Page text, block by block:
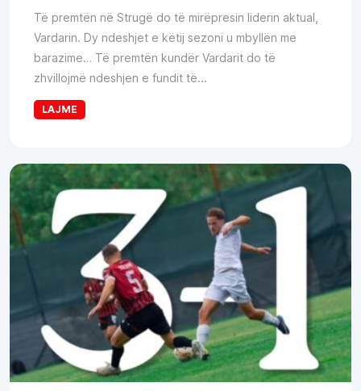
Të premtën në Strugë do të mirëpresin liderin aktual,
Vardarin. Dy ndeshjet e këtij sezoni u mbyllën me
barazime… Të premtën kundër Vardarit do të
zhvillojmë ndeshjen e fundit të...
LAJME